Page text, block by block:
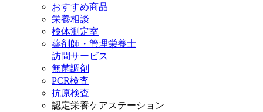
おすすめ商品
栄養相談
検体測定室
薬剤師・管理栄養士
訪問サービス
無菌調剤
PCR検査
抗原検査
認定栄養ケアステーション